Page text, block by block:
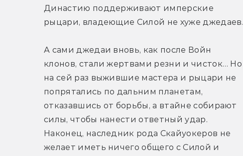
Династию поддерживают имперские
рыцари, владеющие Силой не хуже джедаев.
А сами джедаи вновь, как после Войн
клонов, стали жертвами резни и чисток… Но
на сей раз выжившие мастера и рыцари не
попрятались по дальним планетам,
отказавшись от борьбы, а втайне собирают
силы, чтобы нанести ответный удар.
Наконец, наследник рода Скайуокеров не
желает иметь ничего общего с Силой и